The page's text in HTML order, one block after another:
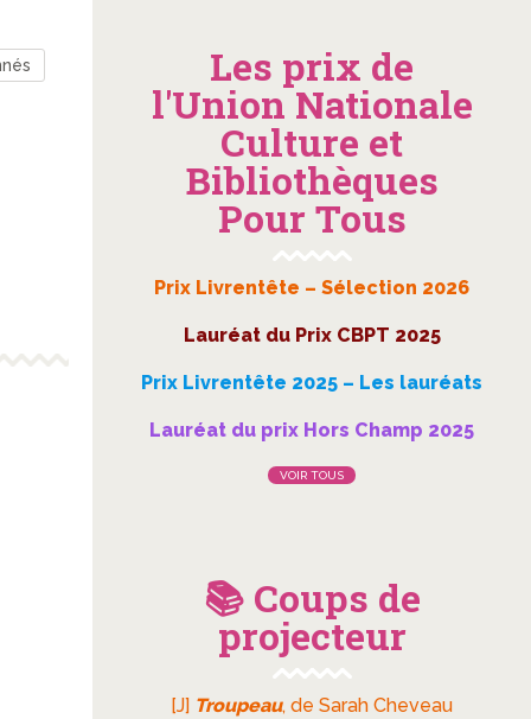
Les prix de
l'Union Nationale
Culture et
Bibliothèques
Pour Tous
Prix Livrentête – Sélection 2026
Lauréat du Prix CBPT 2025
Prix Livrentête 2025 – Les lauréats
Lauréat du prix Hors Champ 2025
VOIR TOUS
📚 Coups de
projecteur
[J] Troupeau, de Sarah Cheveau